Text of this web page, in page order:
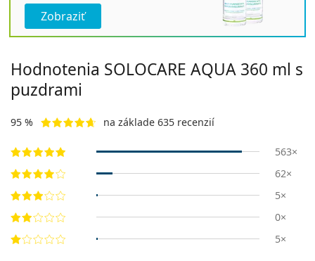
Zobraziť
Hodnotenia SOLOCARE AQUA 360 ml s
puzdrami
95 % na základe 635 recenzií
563×
62×
5×
0×
5×